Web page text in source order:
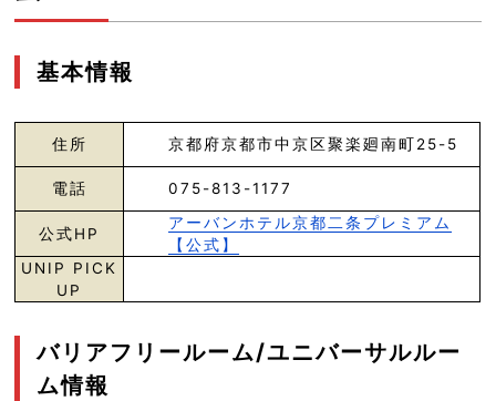
基本情報
住所 京都府京都市中京区聚楽廻南町25-5
電話 075-813-1177
公式HP
アーバンホテル京都二条プレミアム
【公式】
UNIP PICK
UP
バリアフリールーム/ユニバーサルルー
ム情報